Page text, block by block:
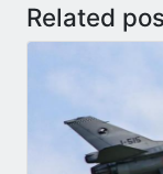
Related